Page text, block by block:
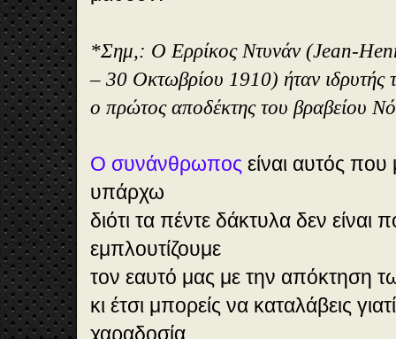
*Σημ,: Ο Ερρίκος Ντυνάν (Jean-
– 30 Οκτωβρίου 1910) ήταν ιδρυτής
ο πρώτος αποδέκτης του βραβείου
Ο συνάνθρωπος είναι αυτός που
υπάρχω
διότι τα πέντε δάκτυλα δεν είναι
εμπλουτίζουμε
τον εαυτό μας με την απόκτηση
κι έτσι μπορείς να καταλάβεις
χαραδοσία